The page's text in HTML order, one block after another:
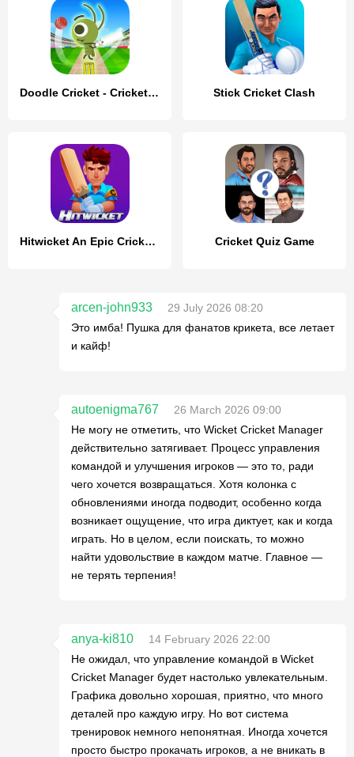
Doodle Cricket - Cricket Game Stick Cricket Clash
Hitwicket An Epic Cricket Game Cricket Quiz Game
arcen-john933
29 July 2026 08:20
Это имба! Пушка для фанатов крикета, все летает
и кайф!
autoenigma767
26 March 2026 09:00
Не могу не отметить, что Wicket Cricket Manager
действительно затягивает. Процесс управления
командой и улучшения игроков — это то, ради
чего хочется возвращаться. Хотя колонка с
обновлениями иногда подводит, особенно когда
возникает ощущение, что игра диктует, как и когда
играть. Но в целом, если поискать, то можно
найти удовольствие в каждом матче. Главное —
не терять терпения!
anya-ki810
14 February 2026 22:00
Не ожидал, что управление командой в Wicket
Cricket Manager будет настолько увлекательным.
Графика довольно хорошая, приятно, что много
деталей про каждую игру. Но вот система
тренировок немного непонятная. Иногда хочется
просто быстро прокачать игроков, а не вникать в